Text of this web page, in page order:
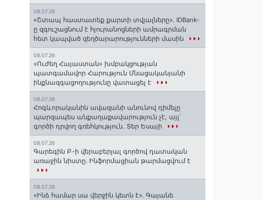
08.07.26
«Շտապ հաստատեք քարտի տվյալները»․ IDBank-
ը զգուշացնում է հյուրանոցների ամրագրման
հետ կապված զեղծարարությունների մասին
08.07.26
«Ուժեղ Հայաստան» խմբակցության
պատգամավոր Հարություն Մնացականյանի
ինքնազգացողությունը վատացել է
08.07.26
Հոգևորականին ավազանի անունով դիմելը
պարզապես անքաղաքավարություն չէ, այլ՝
գործի դրվող գռեհկություն. Տեր Եսայի
08.07.26
Գարեգին Բ-ի վերաբերյալ գործով դատական
առաջին նիստը․ Ինֆորմացիան թարմացվում է
08.07.26
«Ինձ համար սա վերջին կետն է»․ Գայանե